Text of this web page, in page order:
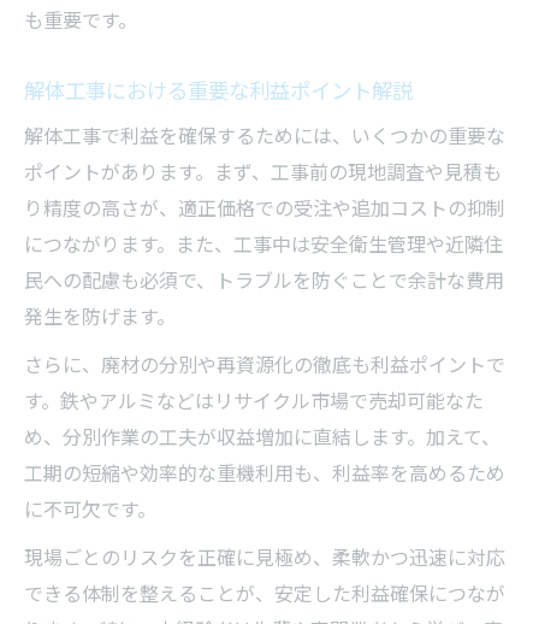
も重要です。
解体工事における重要な利益ポイント解説
解体工事で利益を確保するためには、いくつかの重要な
ポイントがあります。まず、工事前の現地調査や見積も
り精度の高さが、適正価格での受注や追加コストの抑制
につながります。また、工事中は安全衛生管理や近隣住
民への配慮も必須で、トラブルを防ぐことで余計な費用
発生を防げます。
さらに、廃材の分別や再資源化の徹底も利益ポイントで
す。鉄やアルミなどはリサイクル市場で売却可能なた
め、分別作業の工夫が収益増加に直結します。加えて、
工期の短縮や効率的な重機利用も、利益率を高めるため
に不可欠です。
現場ごとのリスクを正確に見極め、柔軟かつ迅速に対応
できる体制を整えることが、安定した利益確保につなが